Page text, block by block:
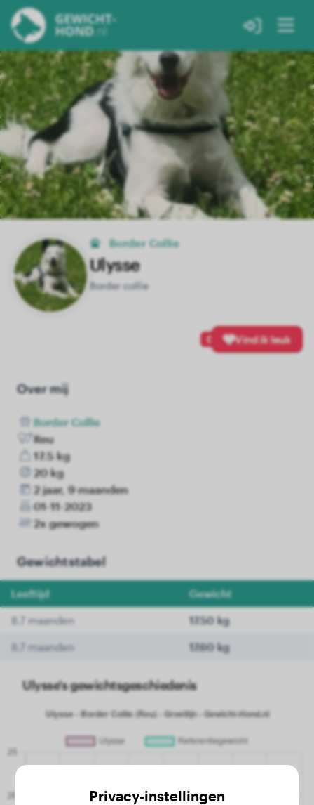
Border Collie
Ulysse
Border collie
0 Vind ik leuk
Over mij
Border Collie
Reu
17.5 kg
20 kg
2 jaar, 9 maanden
01-11-2023
2x gewogen
Gewichtstabel
Leeftijd Gewicht
8.7 maanden 17.50 kg
8.7 maanden 17.60 kg
Ulysse's gewichtsgeschiedenis
Privacy-instellingen